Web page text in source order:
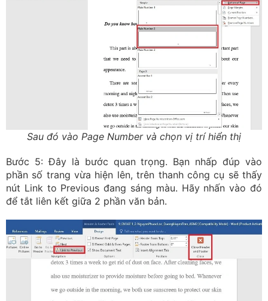
Sau đó vào Page Number và chọn vị trí hiển thị
Bước 5: Đây là bước quan trọng. Bạn nhấp đúp vào
phần số trang vừa hiện lên, trên thanh công cụ sẽ thấy
nút Link to Previous đang sáng màu. Hãy nhấn vào đó
để tắt liên kết giữa 2 phần văn bản.